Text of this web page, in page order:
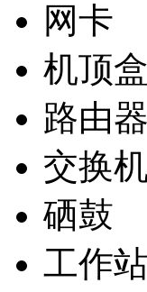
网卡
机顶盒
路由器
交换机
硒鼓
工作站